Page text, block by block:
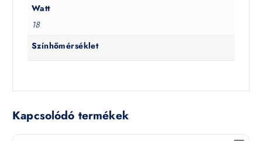
Watt
18
Színhőmérséklet
Kapcsolódó termékek